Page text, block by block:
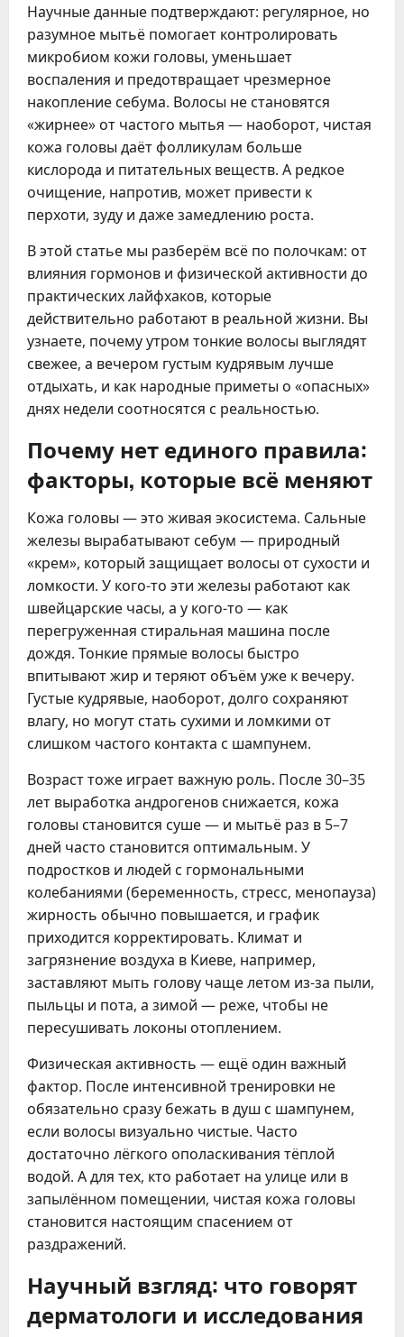
Научные данные подтверждают: регулярное, но
разумное мытьё помогает контролировать
микробиом кожи головы, уменьшает
воспаления и предотвращает чрезмерное
накопление себума. Волосы не становятся
«жирнее» от частого мытья — наоборот, чистая
кожа головы даёт фолликулам больше
кислорода и питательных веществ. А редкое
очищение, напротив, может привести к
перхоти, зуду и даже замедлению роста.
В этой статье мы разберём всё по полочкам: от
влияния гормонов и физической активности до
практических лайфхаков, которые
действительно работают в реальной жизни. Вы
узнаете, почему утром тонкие волосы выглядят
свежее, а вечером густым кудрявым лучше
отдыхать, и как народные приметы о «опасных»
днях недели соотносятся с реальностью.
Почему нет единого правила:
факторы, которые всё меняют
Кожа головы — это живая экосистема. Сальные
железы вырабатывают себум — природный
«крем», который защищает волосы от сухости и
ломкости. У кого-то эти железы работают как
швейцарские часы, а у кого-то — как
перегруженная стиральная машина после
дождя. Тонкие прямые волосы быстро
впитывают жир и теряют объём уже к вечеру.
Густые кудрявые, наоборот, долго сохраняют
влагу, но могут стать сухими и ломкими от
слишком частого контакта с шампунем.
Возраст тоже играет важную роль. После 30–35
лет выработка андрогенов снижается, кожа
головы становится суше — и мытьё раз в 5–7
дней часто становится оптимальным. У
подростков и людей с гормональными
колебаниями (беременность, стресс, менопауза)
жирность обычно повышается, и график
приходится корректировать. Климат и
загрязнение воздуха в Киеве, например,
заставляют мыть голову чаще летом из-за пыли,
пыльцы и пота, а зимой — реже, чтобы не
пересушивать локоны отоплением.
Физическая активность — ещё один важный
фактор. После интенсивной тренировки не
обязательно сразу бежать в душ с шампунем,
если волосы визуально чистые. Часто
достаточно лёгкого ополаскивания тёплой
водой. А для тех, кто работает на улице или в
запылённом помещении, чистая кожа головы
становится настоящим спасением от
раздражений.
Научный взгляд: что говорят
дерматологи и исследования